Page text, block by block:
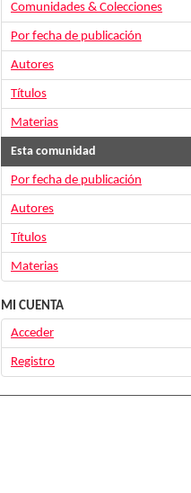
Comunidades & Colecciones
Por fecha de publicación
Autores
Títulos
Materias
Esta comunidad
Por fecha de publicación
Autores
Títulos
Materias
MI CUENTA
Acceder
Registro